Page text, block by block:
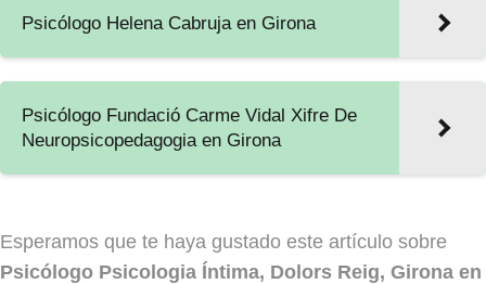
Psicólogo Helena Cabruja en Girona
Psicólogo Fundació Carme Vidal Xifre De
Neuropsicopedagogia en Girona
Esperamos que te haya gustado este artículo sobre
Psicólogo Psicologia Íntima, Dolors Reig, Girona en